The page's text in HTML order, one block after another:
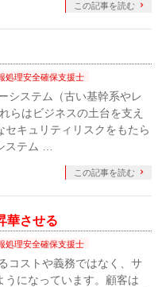
この記事を読む
処理安全確保支援士
システム（古い基幹系やレ
らはビジネスの土台を支え
セキュリティリスクをもたら
ステム …
この記事を読む
華させる
処理安全確保支援士
コストや義務ではなく、サ
うになっています。顧客は